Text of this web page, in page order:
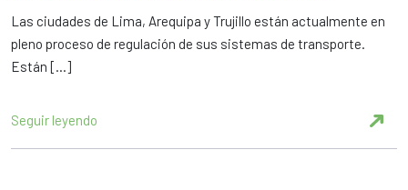
Las ciudades de Lima, Arequipa y Trujillo están actualmente en
pleno proceso de regulación de sus sistemas de transporte.
Están […]
Seguir leyendo